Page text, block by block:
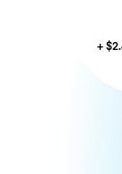
+